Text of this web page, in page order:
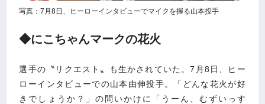
写真：7月8日、ヒーローインタビューでマイクを握る山本投手
◆にこちゃんマークの花火
選手の〝リクエスト〟も生かされていた。7月8日、ヒー
ローインタビューでの山本由伸投手。「どんな花火が好
きでしょうか？」の問いかけに「うーん、むずいっす